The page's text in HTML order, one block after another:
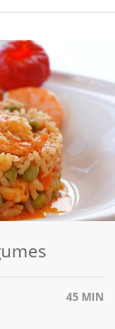
45 MIN